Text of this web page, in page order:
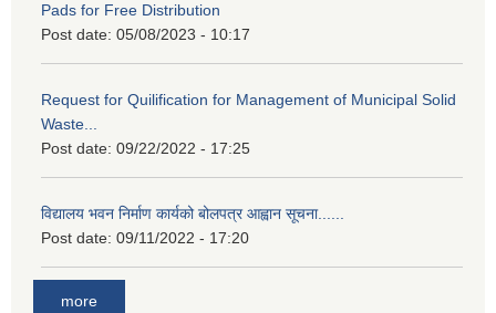
Pads for Free Distribution
Post date: 05/08/2023 - 10:17
Request for Quilification for Management of Municipal Solid
Waste...
Post date: 09/22/2022 - 17:25
विद्यालय भवन निर्माण कार्यको बोलपत्र आह्वान सूचना......
Post date: 09/11/2022 - 17:20
more